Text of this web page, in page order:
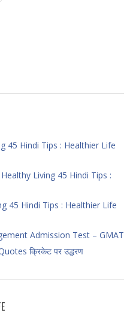
45 Hindi Tips : Healthier Life
Healthy Living 45 Hindi Tips :
45 Hindi Tips : Healthier Life
Admission Test – GMAT
क्रिकेट पर उद्धरण